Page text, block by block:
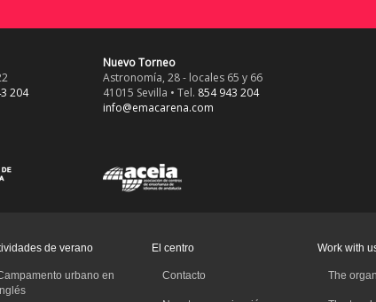
204
Nuevo Torneo
Astronomía, 28 - locales 65 y 66
41015 Sevilla • Tel. 854 943 204
info@emacarena.com
de verano
urbano en
El centro
Contacto
Work with
The